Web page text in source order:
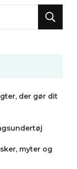
der gør dit
myter og